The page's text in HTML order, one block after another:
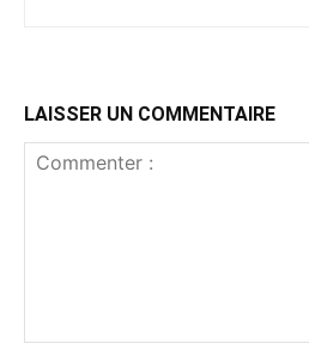
LAISSER UN COMMENTAIRE